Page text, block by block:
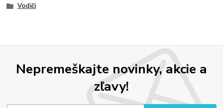
Vodiči
Nepremeškajte novinky, akcie a
zľavy!